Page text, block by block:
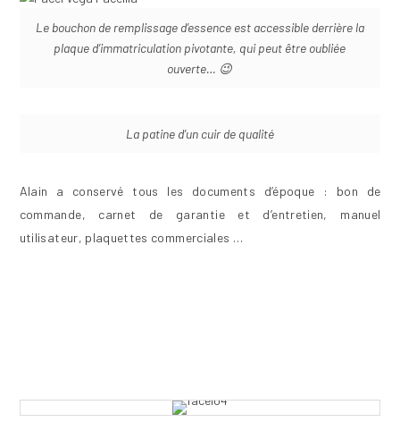
Le bouchon de remplissage d’essence est accessible derrière la
plaque d’immatriculation pivotante, qui peut être oubliée
ouverte… 😉
La patine d’un cuir de qualité
Alain a conservé tous les documents d’époque : bon de
commande, carnet de garantie et d’entretien, manuel
utilisateur, plaquettes commerciales …